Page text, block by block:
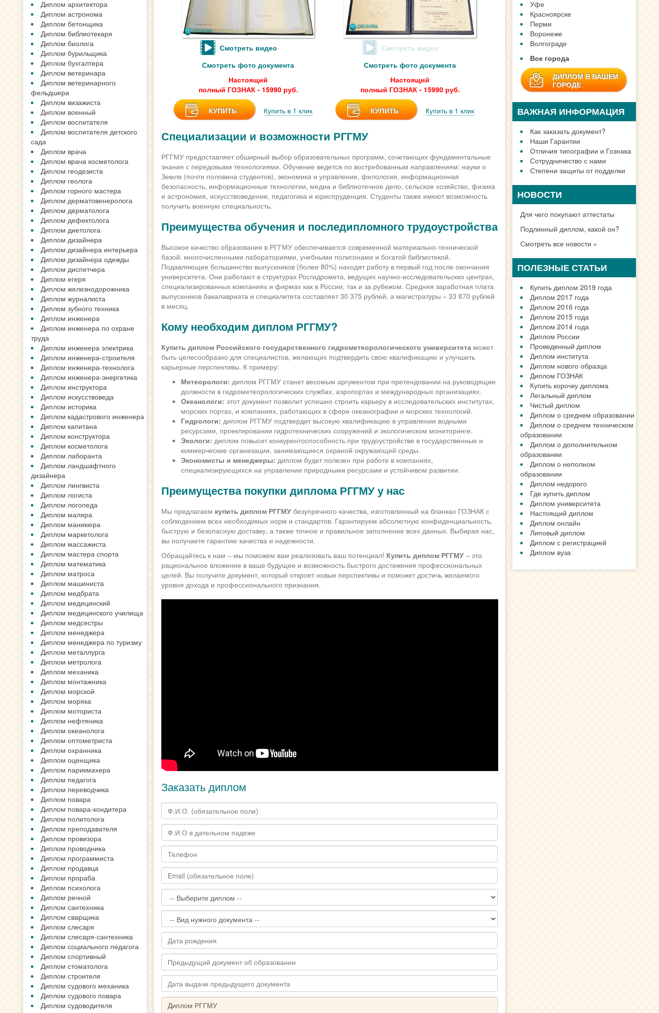
Диплом архитектора
Диплом астронома
Диплом бетонщика
Диплом библиотекаря
Диплом биолога
Диплом бурильщика
Диплом бухгалтера
Диплом ветеринара
Диплом ветеринарного
фельдшера
Диплом визажиста
Диплом военный
Диплом воспитателя
Диплом воспитателя детского
сада
Диплом врача
Диплом врача косметолога
Диплом геодезиста
Диплом геолога
Диплом горного мастера
Диплом дерматовенеролога
Диплом дерматолога
Диплом дефектолога
Диплом диетолога
Диплом дизайнера
Диплом дизайнера интерьера
Диплом дизайнера одежды
Диплом диспетчера
Диплом егеря
Диплом железнодорожника
Диплом журналиста
Диплом зубного техника
Диплом инженера
Диплом инженера по охране
труда
Диплом инженера электрика
Диплом инженера-строителя
Диплом инженера-технолога
Диплом инженера-энергетика
Диплом инструктора
Диплом искусствоведа
Диплом историка
Диплом кадастрового инженера
Диплом капитана
Диплом конструктора
Диплом косметолога
Диплом лаборанта
Диплом ландшафтного
дизайнера
Диплом лингвиста
Диплом логиста
Диплом логопеда
Диплом маляра
Диплом маникюра
Диплом маркетолога
Диплом массажиста
Диплом мастера спорта
Диплом математика
Диплом матроса
Диплом машиниста
Диплом медбрата
Диплом медицинский
Диплом медицинского училища
Диплом медсестры
Диплом менеджера
Диплом менеджера по туризму
Диплом металлурга
Диплом метролога
Диплом механика
Диплом монтажника
Диплом морской
Диплом моряка
Диплом моториста
Диплом нефтяника
Диплом океанолога
Диплом оптометриста
Диплом охранника
Диплом оценщика
Диплом парикмахера
Диплом педагога
Диплом переводчика
Диплом повара
Диплом повара-кондитера
Диплом политолога
Диплом преподавателя
Диплом провизора
Диплом проводника
Диплом программиста
Диплом продавца
Диплом прораба
Диплом психолога
Диплом речной
Диплом сантехника
Диплом сварщика
Диплом слесаря
Диплом слесаря-сантехника
Диплом социального педагога
Диплом спортивный
Диплом стоматолога
Диплом строителя
Диплом судового механика
Диплом судового повара
Диплом судоводителя
Смотреть видео
Смотреть фото документа
Настоящий
полный ГОЗНАК - 15990 руб.
КУПИТЬ Купить в 1 клик
Смотреть видео
Смотреть фото документа
Настоящий
полный ГОЗНАК - 15990 руб.
КУПИТЬ Купить в 1 клик
Специализации и возможности РГГМУ
РГГМУ предоставляет обширный выбор образовательных программ, сочетающих фундаментальные
знания с передовыми технологиями. Обучение ведется по востребованным направлениям: науки о
Земле (почти половина студентов), экономика и управление, филология, информационная
безопасность, информационные технологии, медиа и библиотечное дело, сельское хозяйство, физика
и астрономия, искусствоведение, педагогика и юриспруденция. Студенты также имеют возможность
получить военную специальность.
Преимущества обучения и последипломного трудоустройства
Высокое качество образования в РГГМУ обеспечивается современной материально-технической
базой: многочисленными лабораториями, учебными полигонами и богатой библиотекой.
Подавляющее большинство выпускников (более 80%) находят работу в первый год после окончания
университета. Они работают в структурах Росгидромета, ведущих научно-исследовательских центрах,
специализированных компаниях и фирмах как в России, так и за рубежом. Средняя заработная плата
выпускников бакалавриата и специалитета составляет 30 375 рублей, а магистратуры – 33 870 рублей
в месяц.
Кому необходим диплом РГГМУ?
Купить диплом Российского государственного гидрометеорологического университетаможет
быть целесообразно для специалистов, желающих подтвердить свою квалификацию и улучшить
карьерные перспективы. К примеру:
Метеорологи: диплом РГГМУ станет весомым аргументом при претендовании на руководящие
должности в гидрометеорологических службах, аэропортах и международных организациях.
Океанологи: этот документ позволит успешно строить карьеру в исследовательских институтах,
морских портах, и компаниях, работающих в сфере океанографии и морских технологий.
Гидрологи: диплом РГГМУ подтвердит высокую квалификацию в управлении водными
ресурсами, проектировании гидротехнических сооружений и экологическом мониторинге.
Экологи: диплом повысит конкурентоспособность при трудоустройстве в государственные и
коммерческие организации, занимающиеся охраной окружающей среды.
Экономисты и менеджеры: диплом будет полезен при работе в компаниях,
специализирующихся на управлении природными ресурсами и устойчивом развитии.
Преимущества покупки диплома РГГМУ у нас
Мы предлагаем купить диплом РГГМУбезупречного качества, изготовленный на бланках ГОЗНАК с
соблюдением всех необходимых норм и стандартов. Гарантируем абсолютную конфиденциальность,
быструю и безопасную доставку, а также точное и правильное заполнение всех данных. Выбирая нас,
вы получаете гарантию качества и надежности.
Обращайтесь к нам – мы поможем вам реализовать ваш потенциал! Купить диплом РГГМУ– это
рациональное вложение в ваше будущее и возможность быстрого достижения профессиональных
целей. Вы получите документ, который откроет новые перспективы и поможет достичь желаемого
уровня дохода и профессионального признания.
Заказать диплом
Уфе
Красноярске
Перми
Воронеже
Волгограде
Все города
ДИПЛОМ В ВАШЕМ
ГОРОДЕ
ВАЖНАЯ ИНФОРМАЦИЯ
Как заказать документ?
Наши Гарантии
Отличия типографии и Гознака
Сотрудничество с нами
Степени защиты от подделки
НОВОСТИ
Для чего покупают аттестаты
Подлинный диплом, какой он?
Смотреть все новости »
ПОЛЕЗНЫЕ СТАТЬИ
Купить диплом 2019 года
Диплом 2017 года
Диплом 2016 года
Диплом 2015 года
Диплом 2014 года
Диплом России
Проведенный диплом
Диплом института
Диплом нового образца
Диплом ГОЗНАК
Купить корочку диплома
Легальный диплом
Чистый диплом
Диплом о среднем образовании
Диплом о среднем техническом
образовании
Диплом о дополнительном
образовании
Диплом о неполном
образовании
Диплом недорого
Где купить диплом
Диплом университета
Настоящий диплом
Диплом онлайн
Липовый диплом
Диплом с регистрацией
Диплом вуза